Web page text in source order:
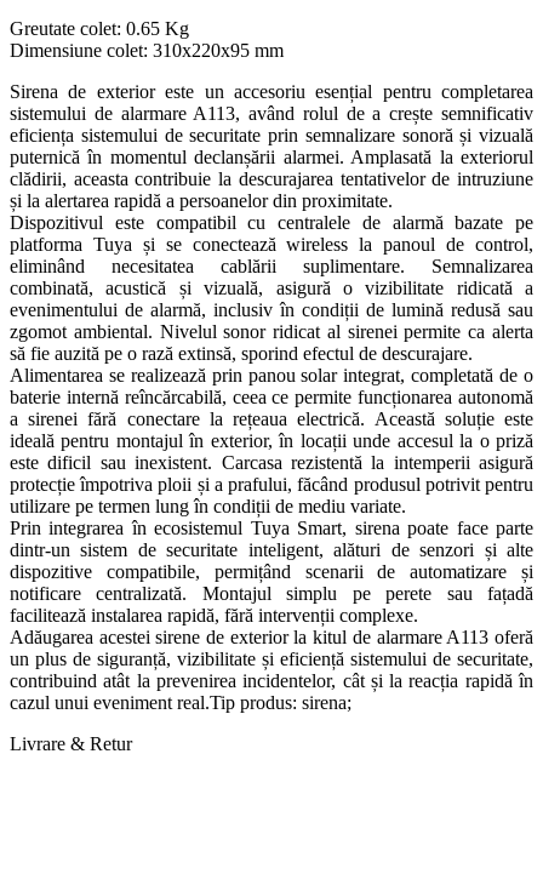
Greutate colet: 0.65 Kg
Dimensiune colet: 310x220x95 mm
Sirena de exterior este un accesoriu esențial pentru completarea
sistemului de alarmare A113, având rolul de a crește semnificativ
eficiența sistemului de securitate prin semnalizare sonoră și vizuală
puternică în momentul declanșării alarmei. Amplasată la exteriorul
clădirii, aceasta contribuie la descurajarea tentativelor de intruziune
și la alertarea rapidă a persoanelor din proximitate.
Dispozitivul este compatibil cu centralele de alarmă bazate pe
platforma Tuya și se conectează wireless la panoul de control,
eliminând necesitatea cablării suplimentare. Semnalizarea
combinată, acustică și vizuală, asigură o vizibilitate ridicată a
evenimentului de alarmă, inclusiv în condiții de lumină redusă sau
zgomot ambiental. Nivelul sonor ridicat al sirenei permite ca alerta
să fie auzită pe o rază extinsă, sporind efectul de descurajare.
Alimentarea se realizează prin panou solar integrat, completată de o
baterie internă reîncărcabilă, ceea ce permite funcționarea autonomă
a sirenei fără conectare la rețeaua electrică. Această soluție este
ideală pentru montajul în exterior, în locații unde accesul la o priză
este dificil sau inexistent. Carcasa rezistentă la intemperii asigură
protecție împotriva ploii și a prafului, făcând produsul potrivit pentru
utilizare pe termen lung în condiții de mediu variate.
Prin integrarea în ecosistemul Tuya Smart, sirena poate face parte
dintr-un sistem de securitate inteligent, alături de senzori și alte
dispozitive compatibile, permițând scenarii de automatizare și
notificare centralizată. Montajul simplu pe perete sau fațadă
facilitează instalarea rapidă, fără intervenții complexe.
Adăugarea acestei sirene de exterior la kitul de alarmare A113 oferă
un plus de siguranță, vizibilitate și eficiență sistemului de securitate,
contribuind atât la prevenirea incidentelor, cât și la reacția rapidă în
cazul unui eveniment real.Tip produs: sirena;
Livrare & Retur